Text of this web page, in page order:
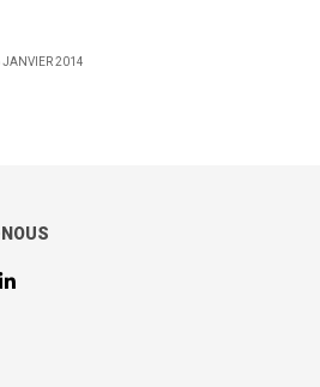
JANVIER 2014